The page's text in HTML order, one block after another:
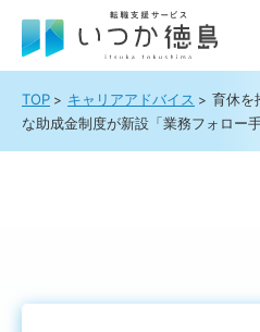
TOP キャリアアドバイス
育休を
な助成金制度が新設「業務フォロー